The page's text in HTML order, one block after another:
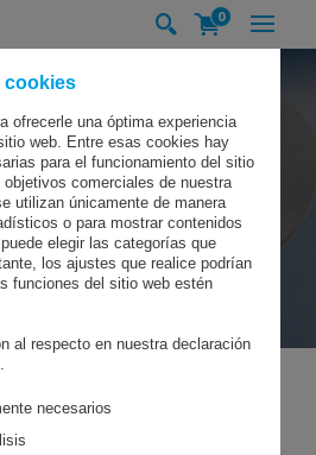
cookies
ofrecerle una óptima experiencia
web. Entre esas cookies hay
para el funcionamiento del sitio
comerciales de nuestra
utilizan únicamente de manera
o para mostrar contenidos
elegir las categorías que
los ajustes que realice podrían
funciones del sitio web estén
al respecto en nuestra declaración
necesarios
0
DE PRODUCTOS